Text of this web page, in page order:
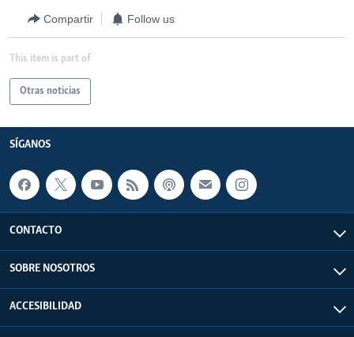
Compartir Follow us
This item is part of
Otras noticias
SÍGANOS
CONTACTO
SOBRE NOSOTROS
ACCESIBILIDAD